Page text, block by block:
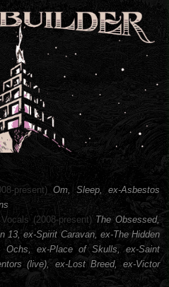
present) Om, Sleep, ex-Asbestos
(2008-present)The Obsessed,
13, ex-Spirit Caravan, ex-The Hidden
Ochs, ex-Place of Skulls, ex-Saint
(live), ex-Lost Breed, ex-Victor